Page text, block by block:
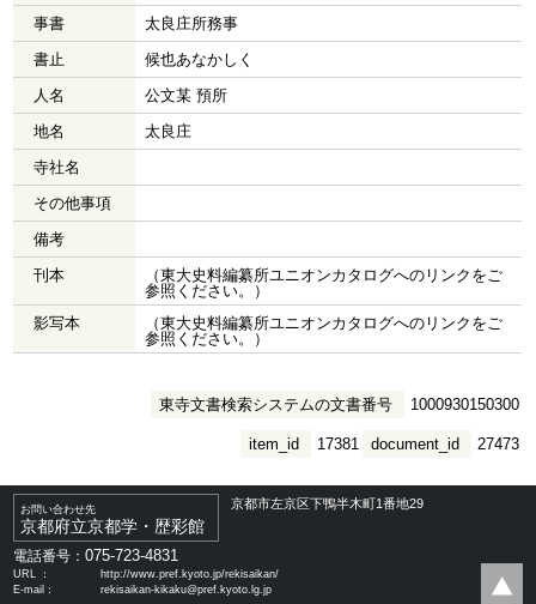
事書
太良庄所務事
書止
候也あなかしく
人名
公文某 預所
地名
太良庄
寺社名
その他事項
備考
刊本
（東大史料編纂所ユニオンカタログへのリンクをご
参照ください。）
影写本
（東大史料編纂所ユニオンカタログへのリンクをご
参照ください。）
東寺文書検索システムの文書番号 1000930150300
document_id 27473
item_id 17381
お問い合わせ先
京都府立京都学・歴彩館
京都市左京区下鴨半木町1番地29
電話番号：075-723-4831
URL ：
http://www.pref.kyoto.jp/rekisaikan/
E-mail：
rekisaikan-kikaku@pref.kyoto.lg.jp